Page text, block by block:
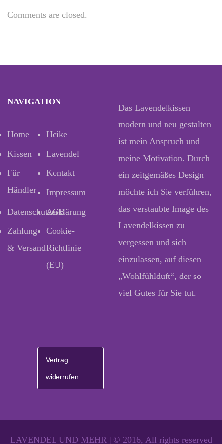
Comments are closed.
NAVIGATION
Home
Heike
Kissen
Lavendel
Für
Händler
Kontakt
Impressum
Datenschutzerklärung
AGB
Zahlung
& Versand
Cookie-
Richtlinie
(EU)
Das Lavendelkissen
modern und neu gestalten
ist mein Anspruch und
meine Motivation. Durch
ein zeitgemäßes Design
möchte ich Sie verführen,
das verstaubte Image des
Lavendelkissen zu
vergessen und sich
einzulassen, auf diesen
„Wohlfühlduft“, der so
viel Gutes für Sie tut.
Vertrag
widerrufen
LAVENDEL UND MEHR | © 2016, All rights reserved